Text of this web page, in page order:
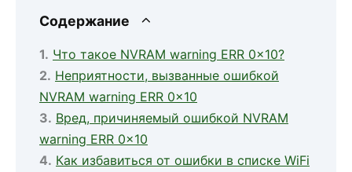
Содержание
Что такое NVRAM warning ERR 0x10?
Неприятности, вызванные ошибкой
NVRAM warning ERR 0x10
Вред, причиняемый ошибкой NVRAM
warning ERR 0x10
Как избавиться от ошибки в списке WiFi